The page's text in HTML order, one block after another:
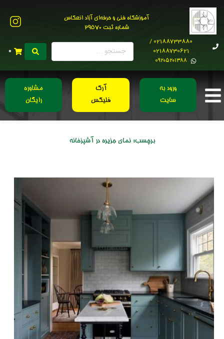
آموزشگاه فنی و حرفه‌ای آزاد انعکاس
شماره ثبت 29570
02188733880 /
02188730621
0۹۲۰۵۲۰۱۳۸۸
0
ورود به
سایت
آرک
فلیکس
مشاوره
رایگان
برچسب:نمای جزیره در آشپزخانه